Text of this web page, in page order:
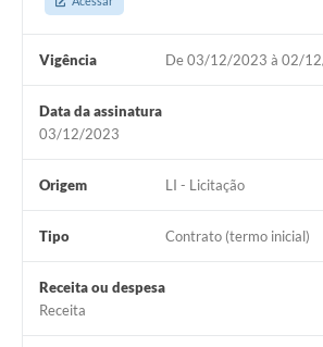
Vigência De 03/12/2023 à 02/
Data da assinatura
03/12/2023
Origem LI - Licitação
Tipo Contrato (termo inicial)
Receita ou despesa
Receita